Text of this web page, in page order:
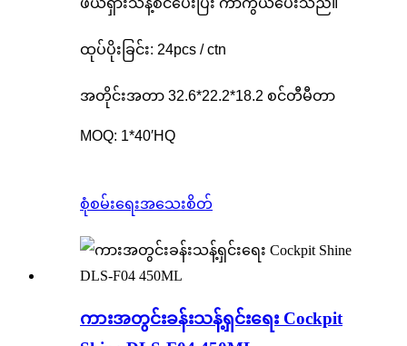
ဖယ်ရှားသန့်စင်ပေးပြီး ကာကွယ်ပေးသည်။
ထုပ်ပိုးခြင်း: 24pcs / ctn
အတိုင်းအတာ 32.6*22.2*18.2 စင်တီမီတာ
MOQ: 1*40′HQ
စုံစမ်းရေးအသေးစိတ်
ကားအတွင်းခန်းသန့်ရှင်းရေး Cockpit